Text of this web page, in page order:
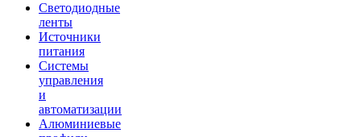
Светодиодные
ленты
Источники
питания
Системы
управления
и
автоматизации
Алюминиевые